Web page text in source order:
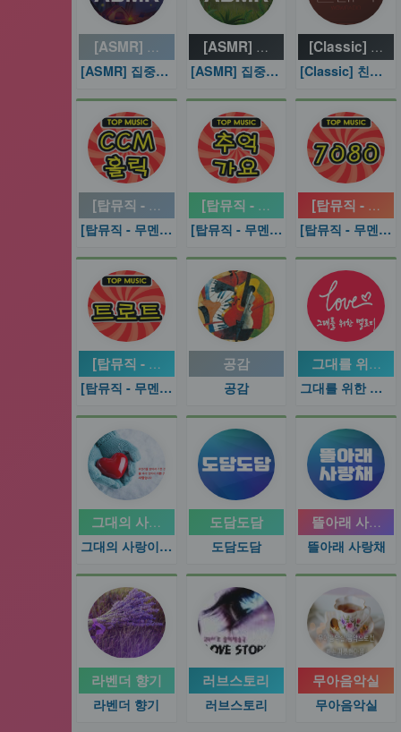
[ASMR] 집중에 도움을 주는 장작 소리
[ASMR] 집중에 도움을 주는 장작 소리
[ASMR] 집중에 도움이 되는 빗
[ASMR] 집중에 도움이 되는 빗소리
[Classic] 친숙
[Classic] 친숙한 클래식
[탑뮤직 - 무멘트] CCM 홀릭
[탑뮤직 - 무멘트] CCM 홀릭
[탑뮤직 - 무멘트] 추억 가요
[탑뮤직 - 무멘트] 추억 가요
[탑뮤직 - 무
[탑뮤직 - 무멘트] 추억여행 7080
[탑뮤직 - 무멘트] 트로트
[탑뮤직 - 무멘트] 트로트
공감
공감
그대를 위한
그대를 위한 멜로디
그대의 사랑이 머무는곳에
그대의 사랑이 머무는곳에
도담도담
도담도담
뜰아래 사랑채
뜰아래 사랑채
라벤더 향기
라벤더 향기
러브스토리
러브스토리
무아음악실
무아음악실